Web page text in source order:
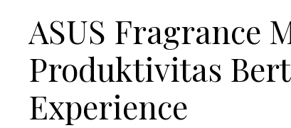
ASUS Fragrance
Produktivitas
Experience